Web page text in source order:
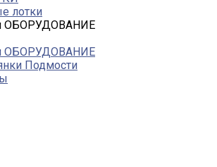
лотки
ОБОРУДОВАНИЕ
ОБОРУДОВАНИЕ
Подмости